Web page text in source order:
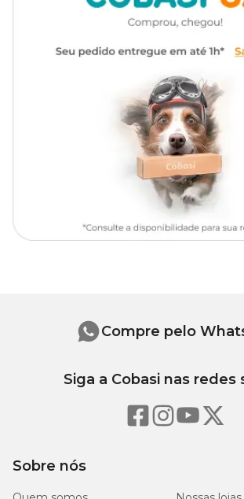
Aplicar 3 vezes ao dia na primeira semana e
outro produto nas superfícies aplicadas.
Metil Nonil; Cetona; Veículo Q.S.P.
Educar seu pet ficou muito mais fácil! Compre o
Gatinho Pet Clean com um preçoespecial
Sobre nós
Compre pelo
Siga a Cobasi nas redes